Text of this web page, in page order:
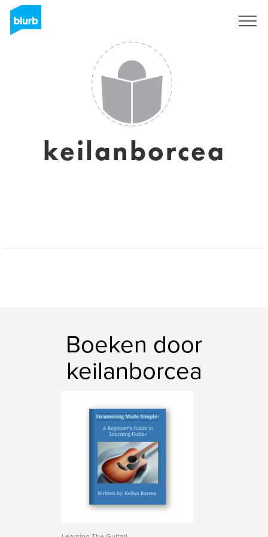
keilanborcea
Boeken door
keilanborcea